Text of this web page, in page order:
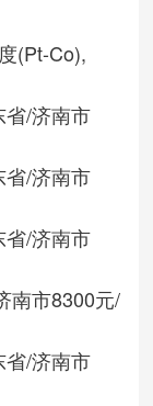
(Pt-Co),
省/济南市
省/济南市
省/济南市
南市8300元/
省/济南市